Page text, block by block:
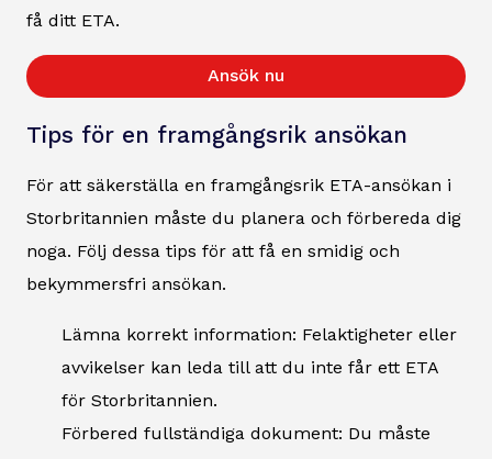
få ditt ETA.
Ansök nu
Tips för en framgångsrik ansökan
För att säkerställa en framgångsrik ETA-ansökan i
Storbritannien måste du planera och förbereda dig
noga. Följ dessa tips för att få en smidig och
bekymmersfri ansökan.
Lämna korrekt information: Felaktigheter eller
avvikelser kan leda till att du inte får ett ETA
för Storbritannien.
Förbered fullständiga dokument: Du måste